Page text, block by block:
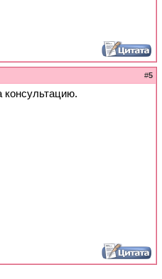
#5
консультацию.